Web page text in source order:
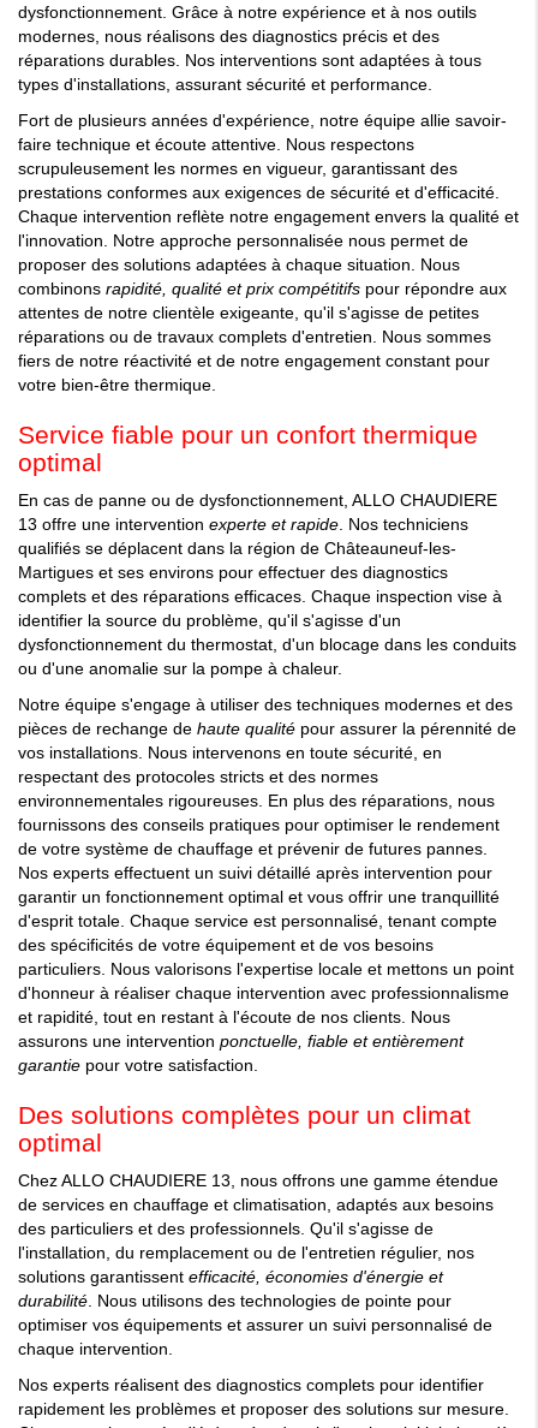
dysfonctionnement. Grâce à notre expérience et à nos outils
modernes, nous réalisons des diagnostics précis et des
réparations durables. Nos interventions sont adaptées à tous
types d'installations, assurant sécurité et performance.
Fort de plusieurs années d'expérience, notre équipe allie savoir-
faire technique et écoute attentive. Nous respectons
scrupuleusement les normes en vigueur, garantissant des
prestations conformes aux exigences de sécurité et d'efficacité.
Chaque intervention reflète notre engagement envers la qualité et
l'innovation. Notre approche personnalisée nous permet de
proposer des solutions adaptées à chaque situation. Nous
combinons rapidité, qualité et prix compétitifs pour répondre aux
attentes de notre clientèle exigeante, qu'il s'agisse de petites
réparations ou de travaux complets d'entretien. Nous sommes
fiers de notre réactivité et de notre engagement constant pour
votre bien-être thermique.
Service fiable pour un confort thermique
optimal
En cas de panne ou de dysfonctionnement, ALLO CHAUDIERE
13 offre une intervention experte et rapide . Nos techniciens
qualifiés se déplacent dans la région de Châteauneuf-les-
Martigues et ses environs pour effectuer des diagnostics
complets et des réparations efficaces. Chaque inspection vise à
identifier la source du problème, qu'il s'agisse d'un
dysfonctionnement du thermostat, d'un blocage dans les conduits
ou d'une anomalie sur la pompe à chaleur.
Notre équipe s'engage à utiliser des techniques modernes et des
pièces de rechange de haute qualité pour assurer la pérennité de
vos installations. Nous intervenons en toute sécurité, en
respectant des protocoles stricts et des normes
environnementales rigoureuses. En plus des réparations, nous
fournissons des conseils pratiques pour optimiser le rendement
de votre système de chauffage et prévenir de futures pannes.
Nos experts effectuent un suivi détaillé après intervention pour
garantir un fonctionnement optimal et vous offrir une tranquillité
d'esprit totale. Chaque service est personnalisé, tenant compte
des spécificités de votre équipement et de vos besoins
particuliers. Nous valorisons l'expertise locale et mettons un point
d'honneur à réaliser chaque intervention avec professionnalisme
et rapidité, tout en restant à l'écoute de nos clients. Nous
assurons une intervention ponctuelle, fiable et entièrement
garantie pour votre satisfaction.
Des solutions complètes pour un climat
optimal
Chez ALLO CHAUDIERE 13, nous offrons une gamme étendue
de services en chauffage et climatisation, adaptés aux besoins
des particuliers et des professionnels. Qu'il s'agisse de
l'installation, du remplacement ou de l'entretien régulier, nos
solutions garantissent efficacité, économies d'énergie et
durabilité . Nous utilisons des technologies de pointe pour
optimiser vos équipements et assurer un suivi personnalisé de
chaque intervention.
Nos experts réalisent des diagnostics complets pour identifier
rapidement les problèmes et proposer des solutions sur mesure.